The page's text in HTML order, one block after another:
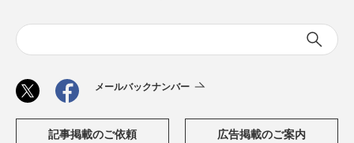
メールバックナンバー
記事掲載のご依頼 広告掲載のご案内